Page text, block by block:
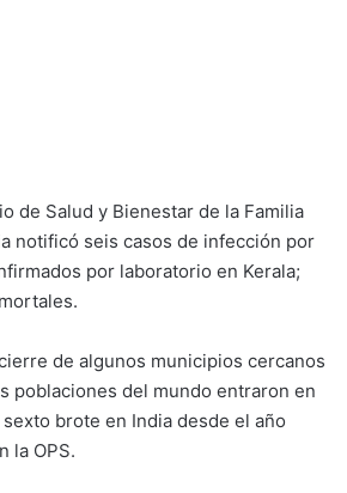
de Salud y Bienestar de la Familia
notificó seis casos de infección por
por laboratorio en Kerala;
de algunos municipios cercanos
poblaciones del mundo entraron en
brote en India desde el año
la OPS.